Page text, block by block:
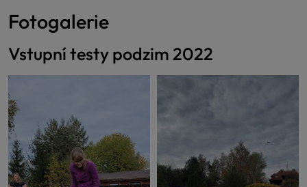
Fotogalerie
Vstupní testy podzim 2022